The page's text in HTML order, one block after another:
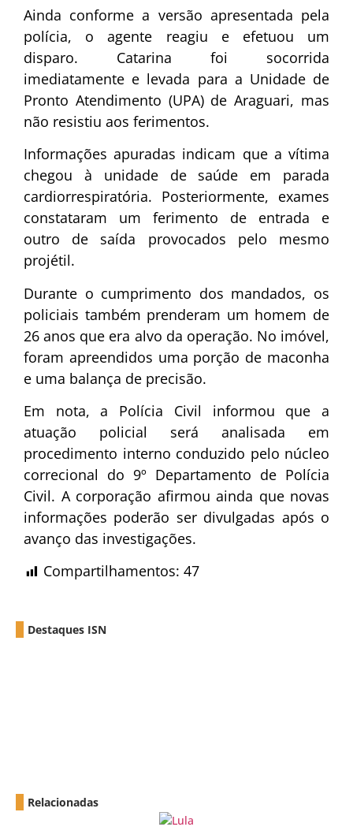
Ainda conforme a versão apresentada pela
polícia, o agente reagiu e efetuou um
disparo. Catarina foi socorrida
imediatamente e levada para a Unidade de
Pronto Atendimento (UPA) de Araguari, mas
não resistiu aos ferimentos.
Informações apuradas indicam que a vítima
chegou à unidade de saúde em parada
cardiorrespiratória. Posteriormente, exames
constataram um ferimento de entrada e
outro de saída provocados pelo mesmo
projétil.
Durante o cumprimento dos mandados, os
policiais também prenderam um homem de
26 anos que era alvo da operação. No imóvel,
foram apreendidos uma porção de maconha
e uma balança de precisão.
Em nota, a Polícia Civil informou que a
atuação policial será analisada em
procedimento interno conduzido pelo núcleo
correcional do 9º Departamento de Polícia
Civil. A corporação afirmou ainda que novas
informações poderão ser divulgadas após o
avanço das investigações.
Compartilhamentos: 47
Destaques ISN
Relacionadas